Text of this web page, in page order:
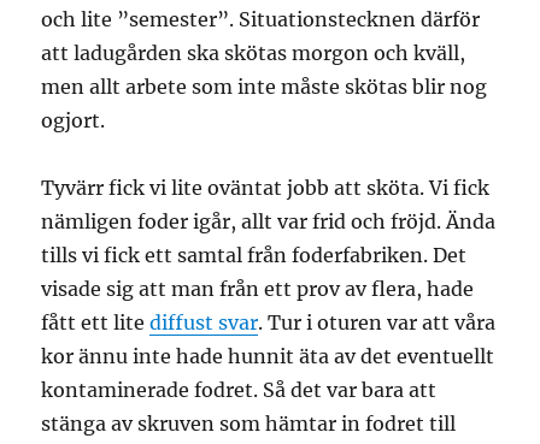
och lite ”semester”. Situationstecknen därför
att ladugården ska skötas morgon och kväll,
men allt arbete som inte måste skötas blir nog
ogjort.
Tyvärr fick vi lite oväntat jobb att sköta. Vi fick
nämligen foder igår, allt var frid och fröjd. Ända
tills vi fick ett samtal från foderfabriken. Det
visade sig att man från ett prov av flera, hade
fått ett litediffust svar. Tur i oturen var att våra
kor ännu inte hade hunnit äta av det eventuellt
kontaminerade fodret. Så det var bara att
stänga av skruven som hämtar in fodret till